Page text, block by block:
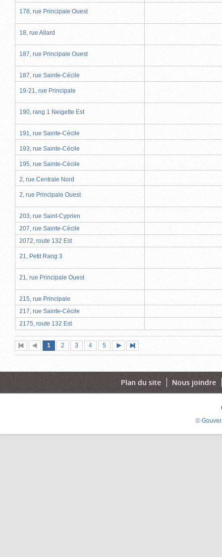
178, rue Principale Ouest
18, rue Allard
187, rue Principale Ouest
187, rue Sainte-Cécile
19-21, rue Principale
190, rang 1 Neigette Est
191, rue Sainte-Cécile
193, rue Sainte-Cécile
195, rue Sainte-Cécile
2, rue Centrale Nord
2, rue Principale Ouest
203, rue Saint-Cyprien
207, rue Sainte-Cécile
2072, route 132 Est
21, Petit Rang 3
21, rue Principale Ouest
215, rue Principale
217, rue Sainte-Cécile
2175, route 132 Est
Première
page
Page
précédente
Page
1 (page
actuelle)
Page
2 Page
3 Page
4 Page
5
suivante
page
Plan du site Nous joindre
©